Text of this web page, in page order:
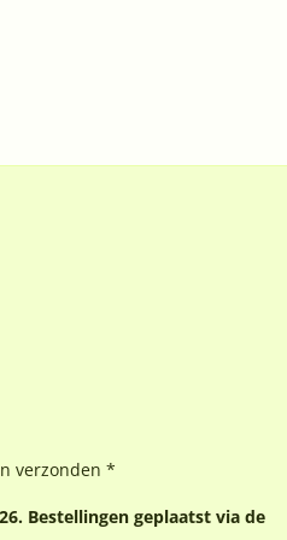
verzonden *
Bestellingen geplaatst via de